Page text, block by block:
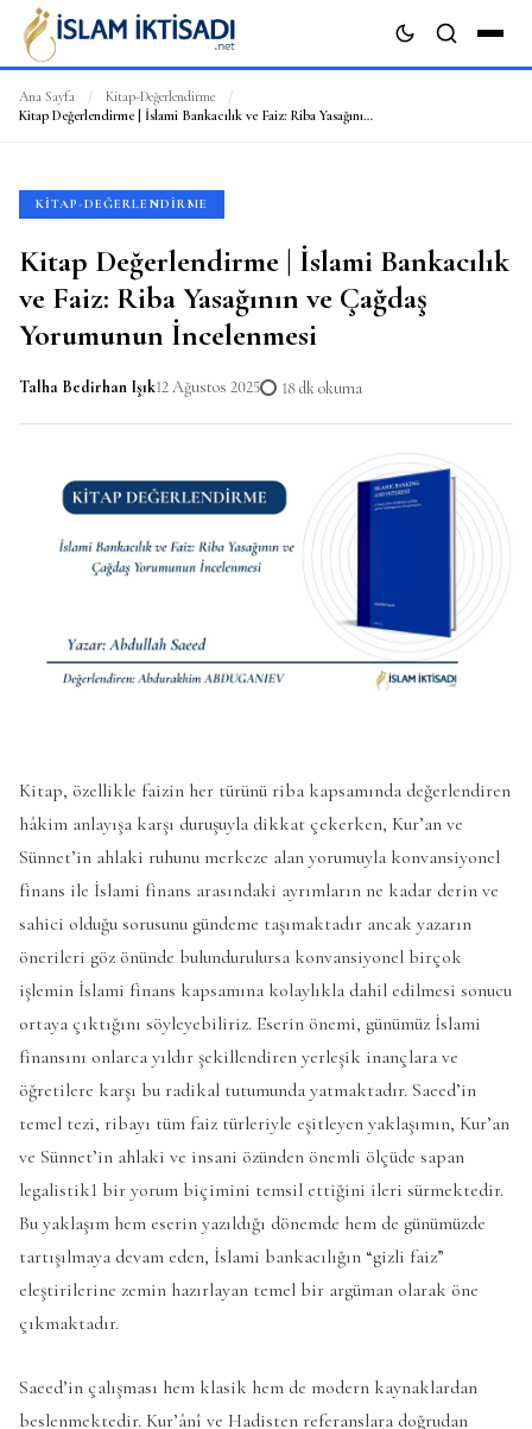
ARA
Ana Sayfa / Kitap-Değerlendirme
/
Kitap Değerlendirme | İslami Bankacılık ve Faiz: Riba Yasağının ve Çağdaş Yorumunun İncelenmesi
KITAP-DEĞERLENDIRME
Kitap Değerlendirme | İslami Bankacılık
ve Faiz: Riba Yasağının ve Çağdaş
Yorumunun İncelenmesi
Talha Bedirhan Işık12 Ağustos 2025 18 dk okuma
Kitap, özellikle faizin her türünü riba kapsamında değerlendiren
hâkim anlayışa karşı duruşuyla dikkat çekerken, Kur’an ve
Sünnet’in ahlaki ruhunu merkeze alan yorumuyla konvansiyonel
finans ile İslami finans arasındaki ayrımların ne kadar derin ve
sahici olduğu sorusunu gündeme taşımaktadır ancak yazarın
önerileri göz önünde bulundurulursa konvansiyonel birçok
işlemin İslami finans kapsamına kolaylıkla dahil edilmesi sonucu
ortaya çıktığını söyleyebiliriz. Eserin önemi, günümüz İslami
finansını onlarca yıldır şekillendiren yerleşik inançlara ve
öğretilere karşı bu radikal tutumunda yatmaktadır. Saeed’in
temel tezi, ribayı tüm faiz türleriyle eşitleyen yaklaşımın, Kur’an
ve Sünnet’in ahlaki ve insani özünden önemli ölçüde sapan
legalistik1 bir yorum biçimini temsil ettiğini ileri sürmektedir.
Bu yaklaşım hem eserin yazıldığı dönemde hem de günümüzde
tartışılmaya devam eden, İslami bankacılığın “gizli faiz”
eleştirilerine zemin hazırlayan temel bir argüman olarak öne
çıkmaktadır.
Saeed’in çalışması hem klasik hem de modern kaynaklardan
beslenmektedir. Kur’ânî ve Hadisten referanslara doğrudan